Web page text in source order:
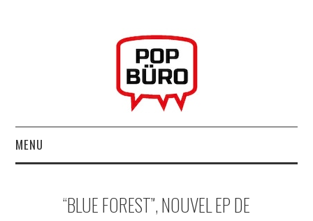
MENU
MUSIQUESACTUELLES.NET
“BLUE FOREST”, NOUVEL EP DE